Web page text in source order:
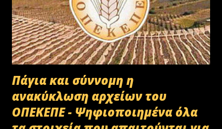
Πάγια και σύννομη η
ανακύκλωση αρχείων του
ΟΠΕΚΕΠΕ - Ψηφιοποιημένα όλα